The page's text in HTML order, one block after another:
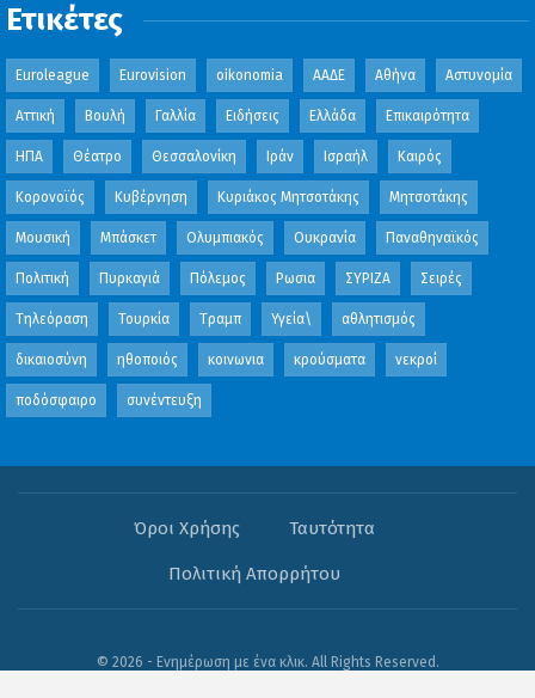
Ετικέτες
Euroleague Eurovision oikonomia ΑΑΔΕ Αθήνα Αστυνομία
Αττική Βουλή Γαλλία Ειδήσεις Ελλάδα Επικαιρότητα
ΗΠΑ Θέατρο Θεσσαλονίκη Ιράν Ισραήλ Καιρός
Κορονοϊός Κυβέρνηση Κυριάκος Μητσοτάκης Μητσοτάκης
Μουσική Μπάσκετ Ολυμπιακός Ουκρανία Παναθηναϊκός
Πολιτική Πυρκαγιά Πόλεμος Ρωσια ΣΥΡΙΖΑ Σειρές
Τηλεόραση Τουρκία Τραμπ Υγεία\ αθλητισμός
δικαιοσύνη ηθοποιός κοινωνια κρούσματα νεκροί
ποδόσφαιρο συνέντευξη
Όροι Χρήσης Ταυτότητα
Πολιτική Απορρήτου
© 2026 - Ενημέρωση με ένα κλικ. All Rights Reserved.